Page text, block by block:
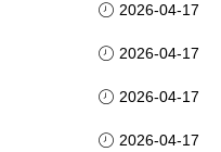
2026-04-17
2026-04-17
2026-04-17
2026-04-17